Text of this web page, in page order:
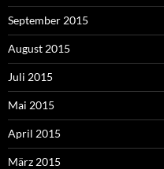
September 2015
August 2015
Juli 2015
Mai 2015
April 2015
März 2015